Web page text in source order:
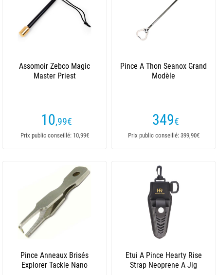
Assomoir Zebco Magic
Master Priest
10,99€
Prix public conseillé: 10,99€
Pince A Thon Seanox Grand
Modèle
349€
Prix public conseillé: 399,90€
Pince Anneaux Brisés
Explorer Tackle Nano
Etui A Pince Hearty Rise
Strap Neoprene A Jig